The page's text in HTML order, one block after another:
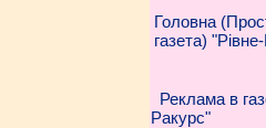
Головна
газета)
Реклама в
Ракурс"